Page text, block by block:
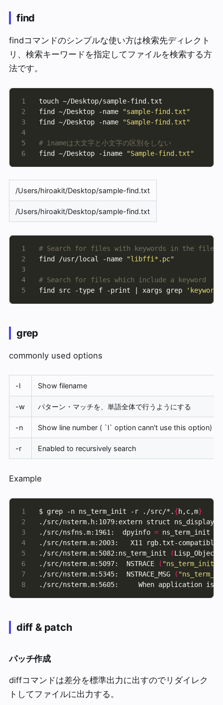
find
findコマンドのシンプルな使い方は検索先ディレクト
リ、検索キーワードを指定してファイルを検索する方
法です。
1
3
4
5
6
find ~/Desktop -name
"sample-find.txt"
find ~/Desktop -name
"Sample-find.txt"
# inameは大文字と小文字の区別をしない
find ~/Desktop -iname
"Sample-find.txt"
/Users/hiroakit/Desktop/sample-find.txt
/Users/hiroakit/Desktop/sample-find.txt
3
4
5
# Search for files with keywords in the file
find /usr/local -name
"libffi*.pc"
# Search for files which include a keyword
find src -type f -print | xargs grep
'keyword'
grep
commonly used options
-l Show filename
-w パターン・マッチを、単語全体で行うようにする
-n Show line number ( `l` option cann't use this option)
-r Enabled to recursively search
Example
3
4
5
6
7
8
$ grep -n ns_term_init -r ./src/*. {h,c,m}
./src/nsterm.h:1079:extern struct
./src/nsfns.m:1961:  dpyinfo = ns_term_init
./src/nsterm.m:2003:   X11 rgb.txt-
./src/nsterm.m:5082:ns_term_init
(Lisp_Object
./src/nsterm.m:5097:  NSTRACE
( "ns_term_init"
./src/nsterm.m:5345:  NSTRACE_MSG
(
./src/nsterm.m:5605:     When application is
diff & patch
パッチ作成
diffコマンドは差分を標準出力に出すのでリダイレク
トしてファイルに出力する。